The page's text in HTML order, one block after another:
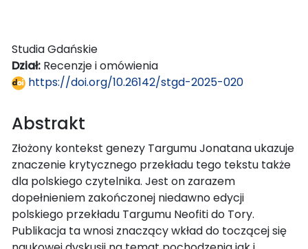
Studia Gdańskie
Dział: Recenzje i omówienia
https://doi.org/10.26142/stgd-2025-020
Abstrakt
Złożony kontekst genezy Targumu Jonatana ukazuje
znaczenie krytycznego przekładu tego tekstu także
dla polskiego czytelnika. Jest on zarazem
dopełnieniem zakończonej niedawno edycji
polskiego przekładu Targumu Neofiti do Tory.
Publikacja ta wnosi znaczący wkład do toczącej się